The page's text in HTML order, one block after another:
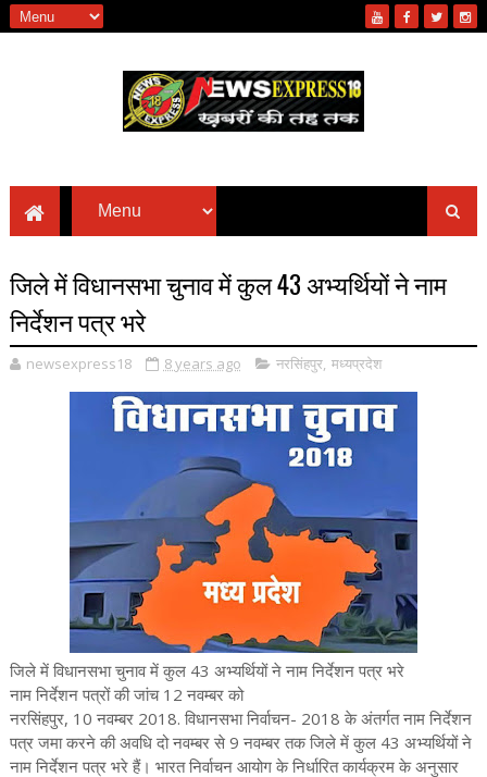
जिले में विधानसभा चुनाव में कुल 43 अभ्यर्थियों ने नाम
निर्देशन पत्र भरे
newsexpress18 8 years ago नरसिंहपुर, मध्यप्रदेश
जिले में विधानसभा चुनाव में कुल43 अभ्यर्थियों ने नाम निर्देशन पत्र भरे
नाम निर्देशन पत्रों की जांच12 नवम्बर को
नरसिंहपुर, 10 नवम्बर2018. विधानसभा निर्वाचन- 2018 के अंतर्गत नाम निर्देशन
पत्र जमा करने की अवधि दो नवम्बर से9 नवम्बर तक जिले में कुल43 अभ्यर्थियों ने
नाम निर्देशन पत्र भरे हैं। भारत निर्वाचन आयोग के निर्धारित कार्यक्रम के अनुसार